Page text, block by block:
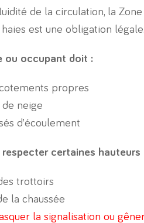
de la circulation, la
est une obligation légale.
ou occupant doit :
propres
de neige
d’écoulement
certaines hauteurs
trottoirs
la chaussée
la signalisation ou